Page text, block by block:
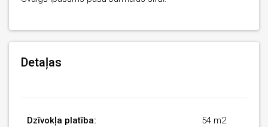
Detaļas
Dzīvokļa platība: 54 m2